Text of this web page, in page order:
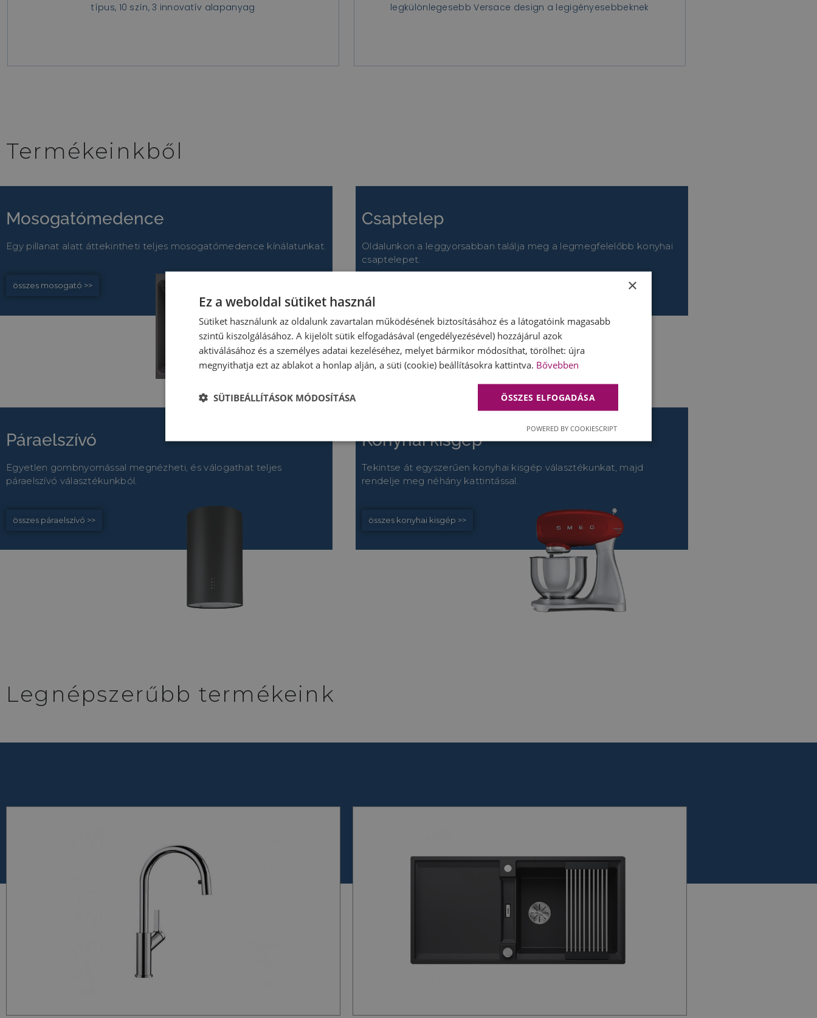
típus, 10 szín, 3 innovatív alapanyag
legkülönlegesebb Versace design a legigényesebbeknek
Termékeinkből
Mosogatómedence
Egy pillanat alatt áttekintheti teljes mosogatómedence kínálatunkat.
összes mosogató >>
Csaptelep
Oldalunkon a leggyorsabban találja meg a legmegfelelőbb konyhai
csaptelepet.
összes csaptelep >>
Páraelszívó
Egyetlen gombnyomással megnézheti, és válogathat teljes
páraelszívó választékunkból.
összes páraelszívó >>
Konyhai kisgép
Tekintse át egyszerűen konyhai kisgép választékunkat, majd
rendelje meg néhány kattintással.
összes konyhai kisgép >>
Legnépszerűbb termékeink
×
Ez a weboldal sütiket használ
Sütiket használunk az oldalunk zavartalan működésének biztosításához és a látogatóink magasabb
szintű kiszolgálásához. A kijelölt sütik elfogadásával (engedélyezésével) hozzájárul azok
aktiválásához és a személyes adatai kezeléséhez, melyet bármikor módosíthat, törölhet: újra
megnyithatja ezt az ablakot a honlap alján, a süti (cookie) beállításokra kattintva. Bővebben
ÖSSZES ELFOGADÁSA
SÜTIBEÁLLÍTÁSOK MÓDOSÍTÁSA
POWERED BY COOKIESCRIPT